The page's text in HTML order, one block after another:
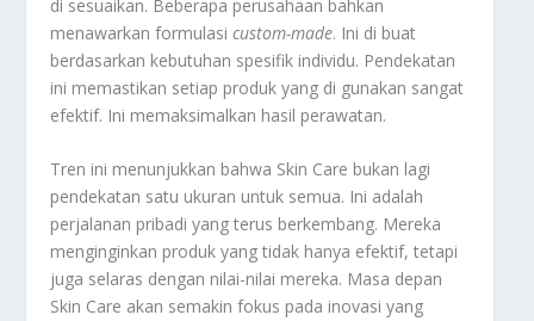
di sesuaikan. Beberapa perusahaan bahkan
menawarkan formulasicustom-made. Ini di buat
berdasarkan kebutuhan spesifik individu. Pendekatan
ini memastikan setiap produk yang di gunakan sangat
efektif. Ini memaksimalkan hasil perawatan.
Tren ini menunjukkan bahwa Skin Care bukan lagi
pendekatan satu ukuran untuk semua. Ini adalah
perjalanan pribadi yang terus berkembang. Mereka
menginginkan produk yang tidak hanya efektif, tetapi
juga selaras dengan nilai-nilai mereka. Masa depan
Skin Care akan semakin fokus pada inovasi yang